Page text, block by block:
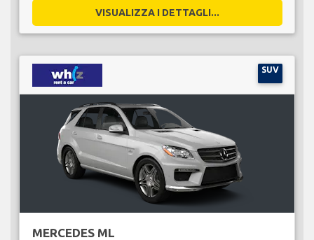
VISUALIZZA I DETTAGLI...
SUV
MERCEDES ML